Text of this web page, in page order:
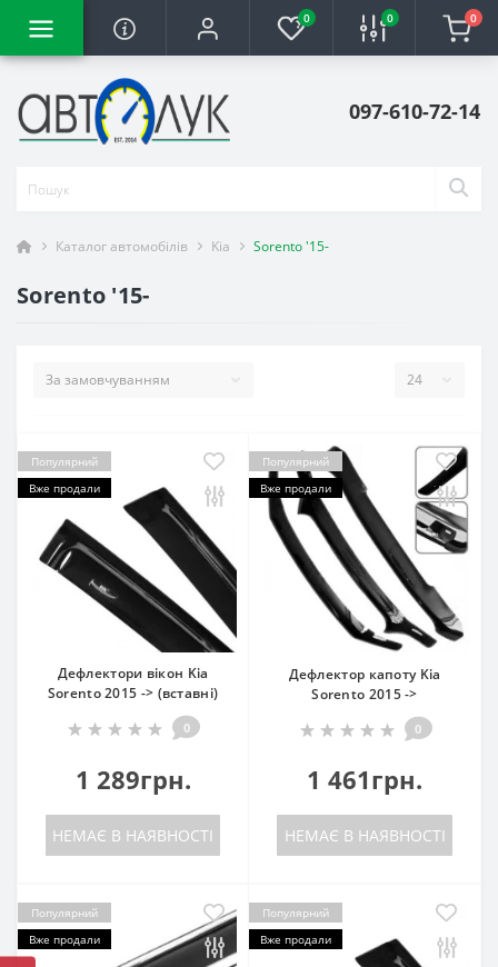
0 0 0
097-610-72-14
Каталог автомобілів Kia Sorento '15-
Sorento '15-
Популярний
Вже продали
Дефлектори вікон Kia
Sorento 2015 -> (вставні)
0
1 289грн.
НЕМАЄ В НАЯВНОСТІ
Популярний
Вже продали
Дефлектор капоту Kia
Sorento 2015 ->
0
1 461грн.
НЕМАЄ В НАЯВНОСТІ
Популярний
Вже продали
Популярний
Вже продали